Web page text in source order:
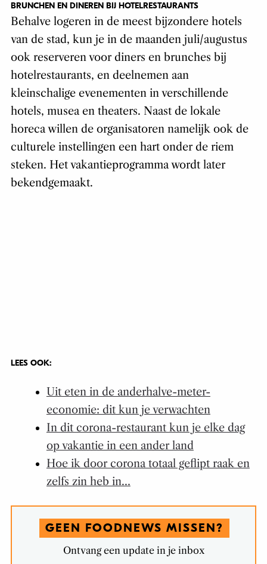
BRUNCHEN EN DINEREN BIJ HOTELRESTAURANTS
Behalve logeren in de meest bijzondere hotels
van de stad, kun je in de maanden juli/augustus
ook reserveren voor diners en brunches bij
hotelrestaurants, en deelnemen aan
kleinschalige evenementen in verschillende
hotels, musea en theaters. Naast de lokale
horeca willen de organisatoren namelijk ook de
culturele instellingen een hart onder de riem
steken. Het vakantieprogramma wordt later
bekendgemaakt.
LEES OOK:
Uit eten in de anderhalve-meter-
economie: dit kun je verwachten
In dit corona-restaurant kun je elke dag
op vakantie in een ander land
Hoe ik door corona totaal geflipt raak en
zelfs zin heb in…
GEEN FOODNEWS MISSEN?
Ontvang een update in je inbox